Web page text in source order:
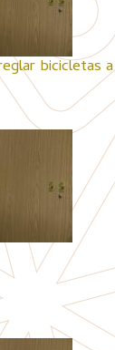
bicicletas